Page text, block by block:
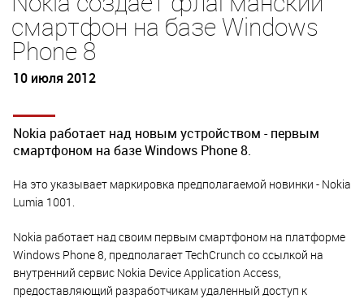
смартфон на базе Windows
Phone 8
10 июля 2012
Nokia работает над новым устройством - первым
смартфоном на базе Windows Phone 8.
На это указывает маркировка предполагаемой новинки - Nokia
Lumia 1001.
Nokia работает над своим первым смартфоном на платформе
Windows Phone 8, предполагает TechCrunch со ссылкой на
внутренний сервис Nokia Device Application Access,
предоставляющий разработчикам удаленный доступ к